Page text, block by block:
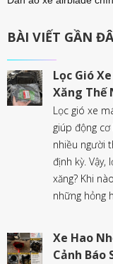
BÀI VIẾT GẦN
Lọc Gió
Xăng Thế
Lọc gió xe
giúp động
nhiều người
định kỳ. Vậy,
xăng? Khi
những hỏng
Xe Hao
Cảnh Báo